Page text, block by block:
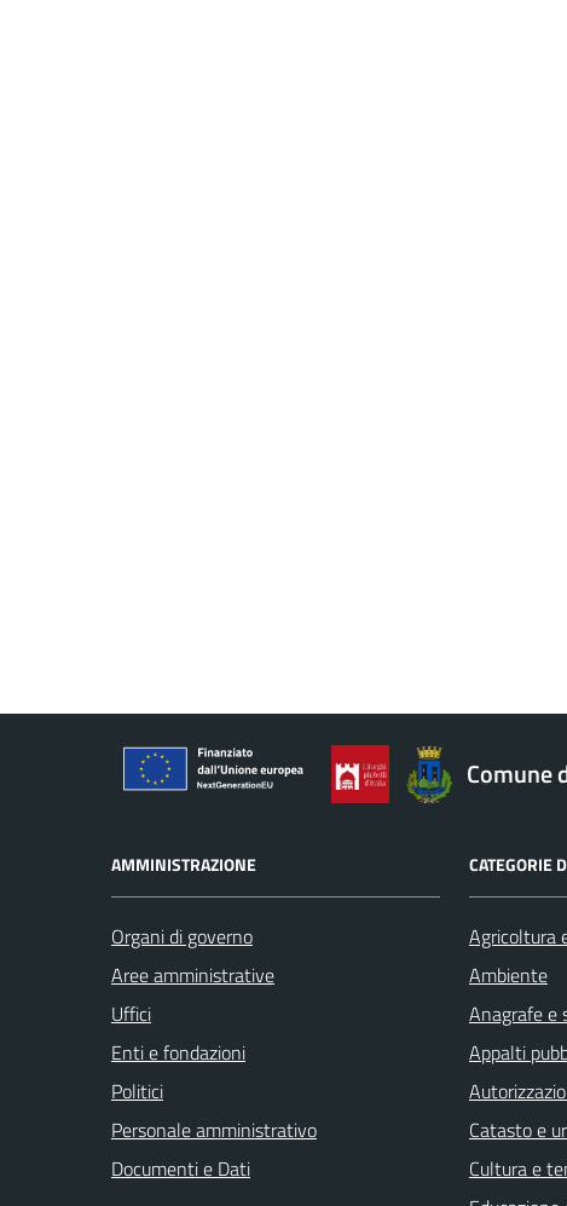
Comune
AMMINISTRAZIONE
Organi di governo
Aree amministrative
Uffici
Enti e fondazioni
Politici
Personale amministrativo
Documenti e Dati
CATEGORIE
Agricoltura
Ambiente
Anagrafe e
Appalti
Catasto e
Cultura e